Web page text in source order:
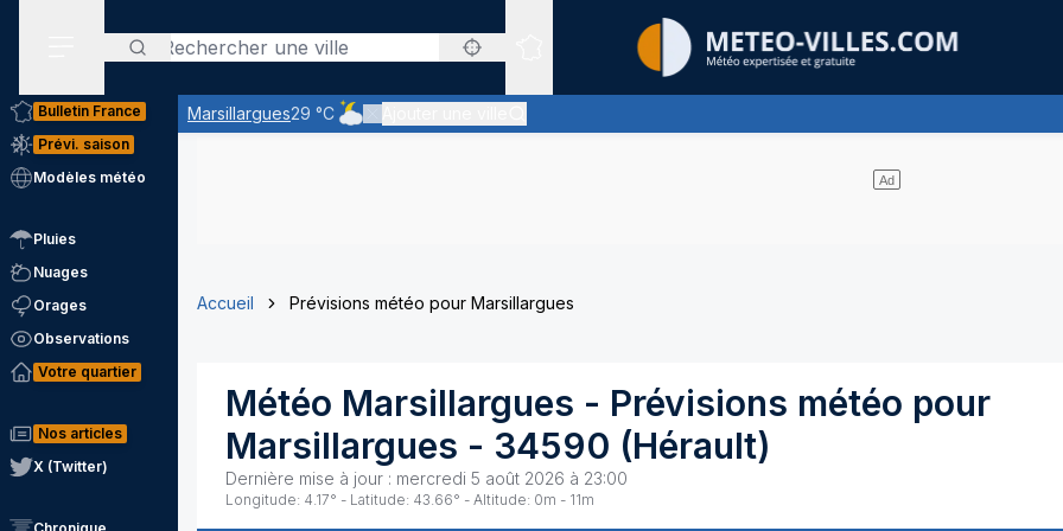
Rechercher
Sites expertis&eacute;s
Marsillargues29 °C
Ciel nuageux - les éclaircies et les nuages se partagent le ciel - pas de pluie
Bulletin France
Prévi. saison
Modèles météo
Pluies
Nuages
Orages
Observations
Votre quartier
Nos articles
X (Twitter)
Accueil Prévisions météo pour Marsillargues
Météo Marsillargues - Prévisions météo pour
Marsillargues - 34590 (Hérault)
Dernière mise à jour : mercredi 5 août 2026 à 23:00
Longitude: 4.17° - Latitude: 43.66° - Altitude: 0m - 11m